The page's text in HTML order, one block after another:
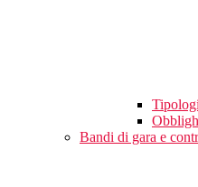
Bandi di gara e